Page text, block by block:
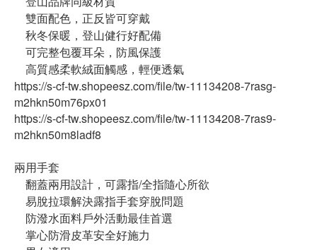
雙面配色，正反皆可穿戴
秋冬保暖，登山健行好配備
可完整包覆耳朵，防風保護
高質感柔軟絨面觸感，輕便透氣
https://s-cf-tw.shopeesz.com/file/tw-11134208-7rasg-
m2hkn50m76px01
https://s-cf-tw.shopeesz.com/file/tw-11134208-7ras9-
m2hkn50m8ladf8
兩用手套
翻蓋兩用設計，可露指/全指隨心所欲
易脫拉環解決露指手套穿脫問題
防潑水面料戶外活動最佳首選
掌心防滑皮革安全好施力